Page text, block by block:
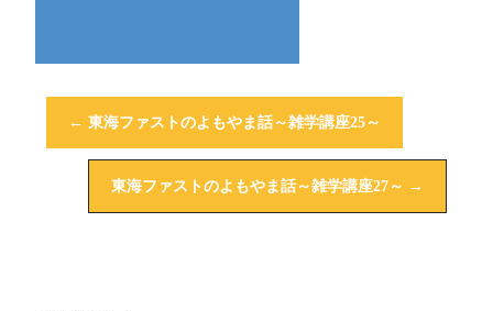
← 東海ファストのよもやま話～雑学講座25～
東海ファストのよもやま話～雑学講座27～ →